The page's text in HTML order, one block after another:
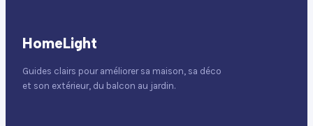
HomeLight
Guides clairs pour améliorer sa maison, sa déco
et son extérieur, du balcon au jardin.